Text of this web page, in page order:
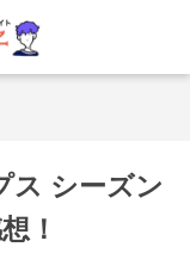
ス シーズン
！